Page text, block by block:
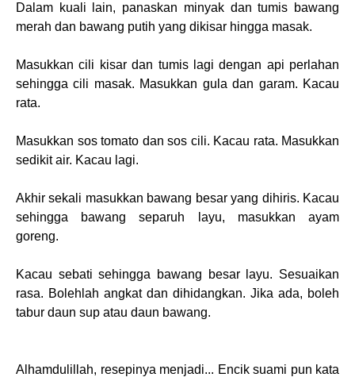
Dalam kuali lain, panaskan minyak dan tumis bawang
merah dan bawang putih yang dikisar hingga masak.
Masukkan cili kisar dan tumis lagi dengan api perlahan
sehingga cili masak. Masukkan gula dan garam. Kacau
rata.
Masukkan sos tomato dan sos cili. Kacau rata. Masukkan
sedikit air. Kacau lagi.
Akhir sekali masukkan bawang besar yang dihiris. Kacau
sehingga bawang separuh layu, masukkan ayam
goreng.
Kacau sebati sehingga bawang besar layu. Sesuaikan
rasa. Bolehlah angkat dan dihidangkan. Jika ada, boleh
tabur daun sup atau daun bawang.
Alhamdulillah, resepinya menjadi... Encik suami pun kata